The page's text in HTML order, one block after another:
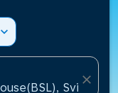
expand_more
Svizzera
close